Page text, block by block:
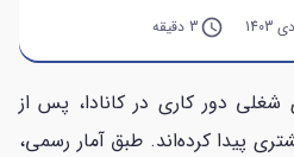
query_builder3 دقیقه
دور کاری در کانادا، پس از
پیدا کرده‌اند. طبق آمار رسمی،